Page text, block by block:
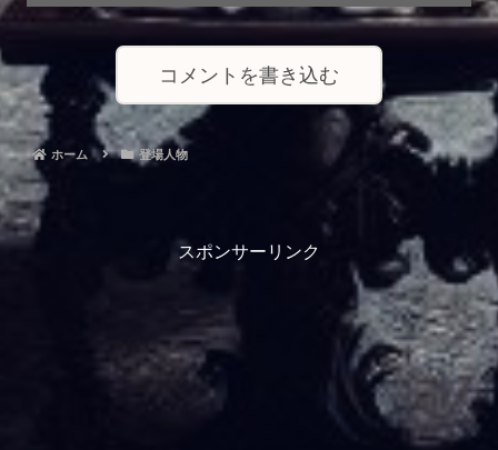
コメントを書き込む
ホーム 登場人物
スポンサーリンク